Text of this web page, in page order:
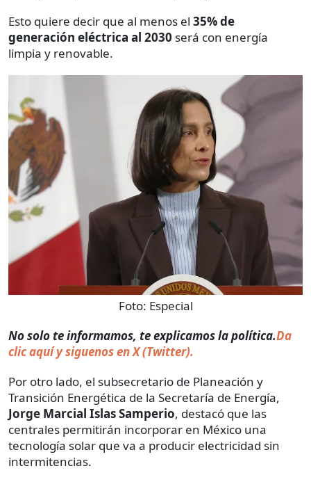
Esto quiere decir que al menos el 35% de
generación eléctrica al 2030 será con energía
limpia y renovable.
Foto: Especial
No solo te informamos, te explicamos la política.Da
clic aquí y siguenos en X (Twitter).
Por otro lado, el subsecretario de Planeación y
Transición Energética de la Secretaría de Energía,
Jorge Marcial Islas Samperio, destacó que las
centrales permitirán incorporar en México una
tecnología solar que va a producir electricidad sin
intermitencias.